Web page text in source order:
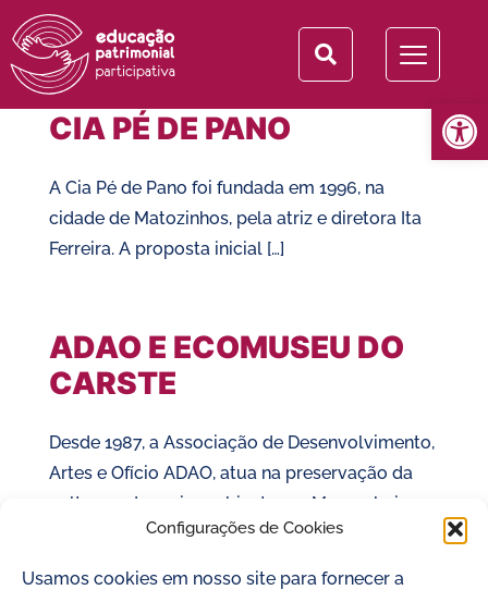
Abrir
Configurações de Cookies
Usamos cookies em nosso site para fornecer a
Tag:portfólio
CIA PÉ DE PANO
A Cia Pé de Pano foi fundada em 1996, na
cidade de Matozinhos, pela atriz e diretora Ita
Ferreira. A proposta inicial […]
ADAO E ECOMUSEU DO
CARSTE
Desde 1987, a Associação de Desenvolvimento,
Artes e Ofício ADAO, atua na preservação da
cultura e do meio ambiente em Mocambeiro,